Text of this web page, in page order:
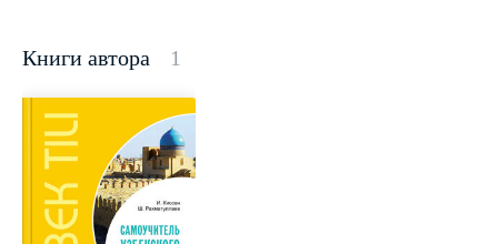
Книги автора 1